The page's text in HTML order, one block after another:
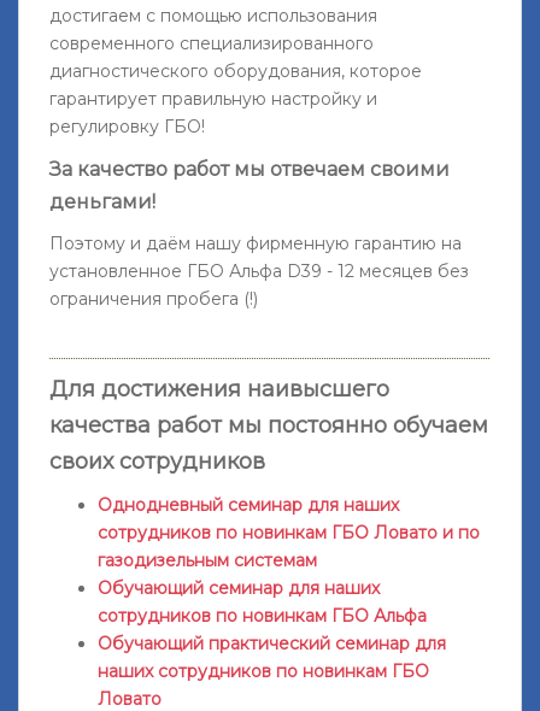
достигаем с помощью использования
современного специализированного
диагностического оборудования, которое
гарантирует правильную настройку и
регулировку ГБО!
За качество работ мы отвечаем своими
деньгами!
Поэтому и даём нашу фирменную гарантию на
установленное ГБО Альфа D39 - 12 месяцев без
ограничения пробега (!)
Для достижения наивысшего
качества работ мы постоянно обучаем
своих сотрудников
Однодневный семинар для наших
сотрудников по новинкам ГБО Ловато и по
газодизельным системам
Обучающий семинар для наших
сотрудников по новинкам ГБО Альфа
Обучающий практический семинар для
наших сотрудников по новинкам ГБО
Ловато